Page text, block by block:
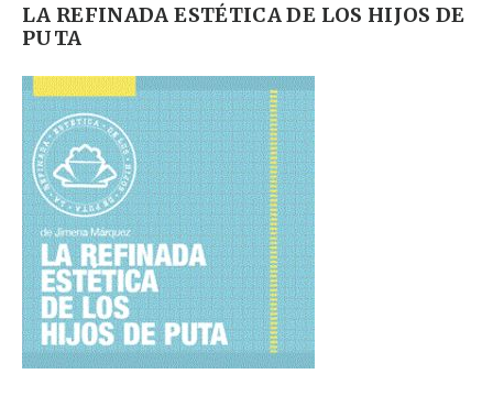
LA REFINADA ESTÉTICA DE LOS HIJOS DE
PUTA